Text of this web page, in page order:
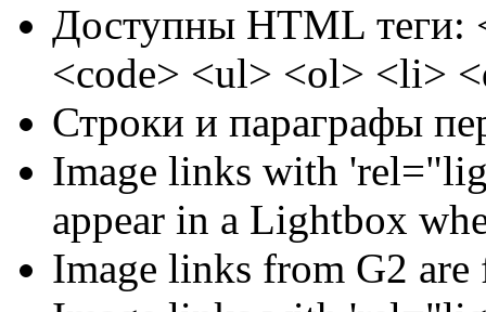
Доступны HTML теги:
<code> <ul> <ol> <li>
Строки и параграфы
Image links with
appear in a Lightbox
Image links from G2